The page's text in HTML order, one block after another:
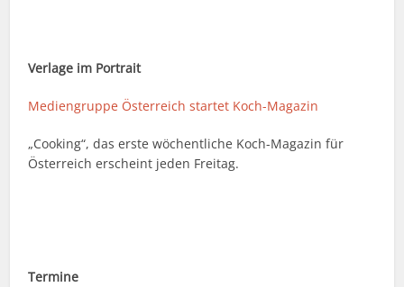
Verlage im Portrait
Mediengruppe Österreich startet Koch-Magazin
„Cooking“, das erste wöchentliche Koch-Magazin für
Österreich erscheint jeden Freitag.
Termine